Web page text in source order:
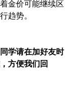
金价可能继续区
趋势。
学请在加好友时
方便我们回